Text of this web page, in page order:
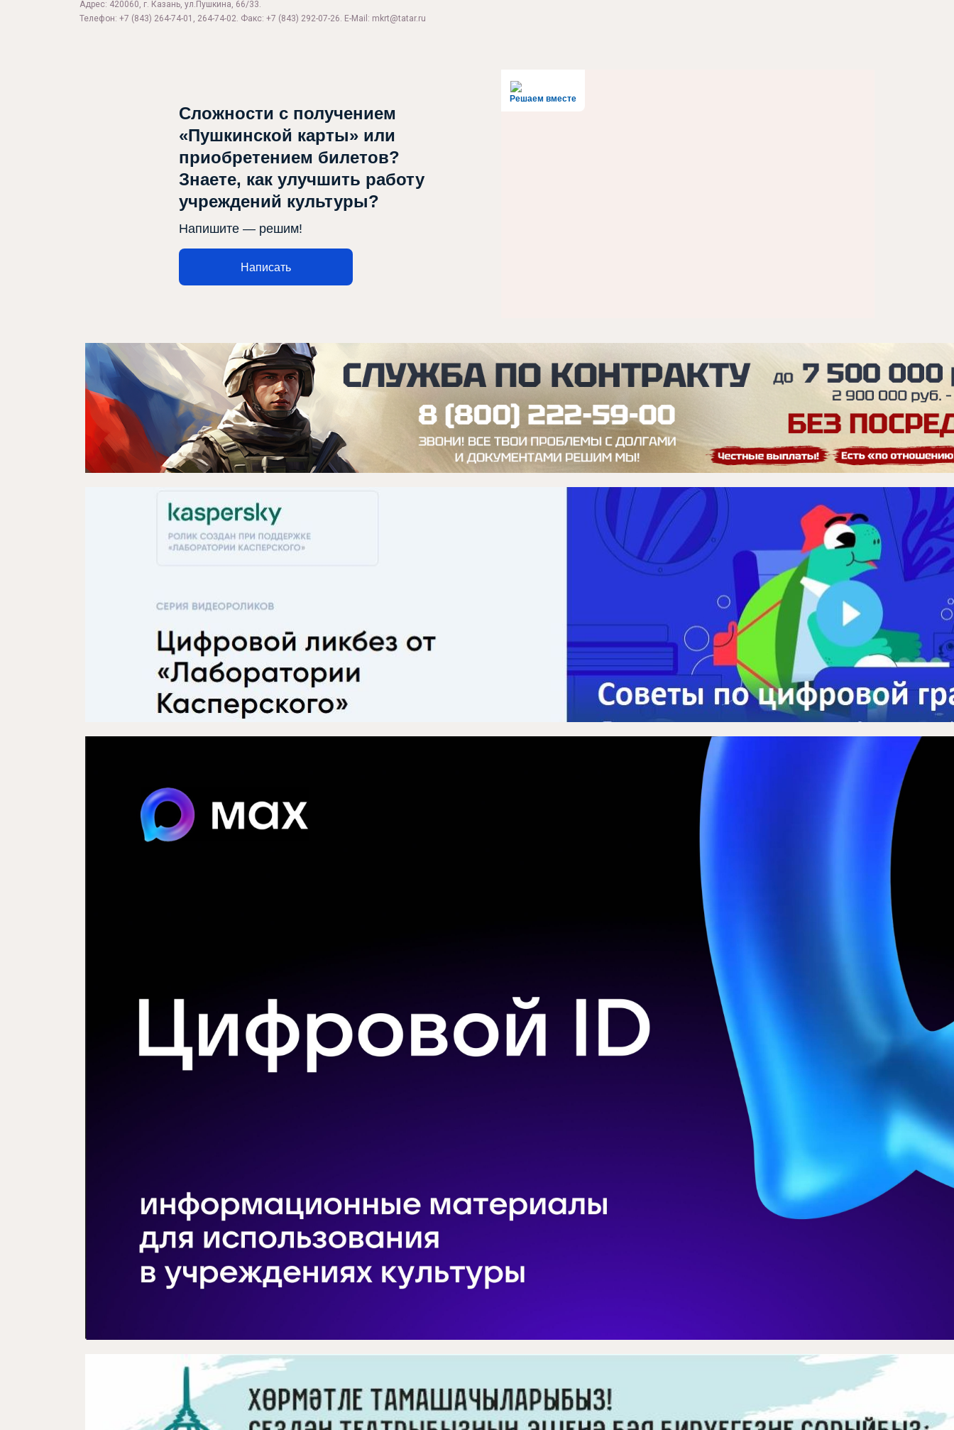
Медиа
Контакты
Адрес: 420060, г. Казань, ул.Пушкина, 66/33.
Телефон: +7 (843) 264-74-01, 264-74-02. Факс: +7 (843) 292-07-26. E-Mail: mkrt@tatar.ru
Решаем вместе
Сложности с получением
«Пушкинской карты» или
приобретением билетов?
Знаете, как улучшить работу
учреждений культуры?
Напишите — решим!
Написать